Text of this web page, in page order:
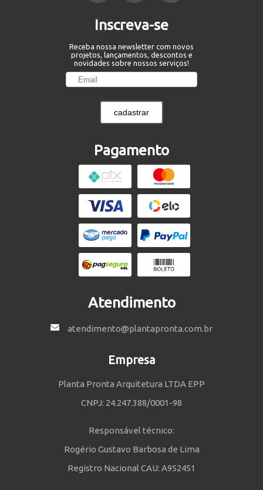
Inscreva-se
Receba nossa newsletter com novos
projetos, lançamentos, descontos e
novidades sobre nossos serviços!
cadastrar
Pagamento
Atendimento
atendimento@plantapronta.com.br
Empresa
Planta Pronta Arquitetura LTDA EPP
CNPJ: 24.247.388/0001-98
Responsável técnico:
Rogério Gustavo Barbosa de Lima
Registro Nacional CAU: A952451